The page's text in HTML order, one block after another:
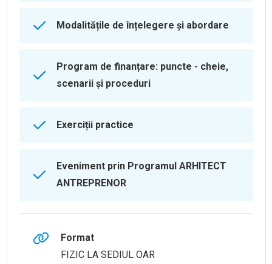
Modalitățile de înțelegere și abordare
Program de finanțare: puncte - cheie,
scenarii și proceduri
Exerciții practice
Eveniment prin Programul ARHITECT
ANTREPRENOR
Format
FIZIC LA SEDIUL OAR